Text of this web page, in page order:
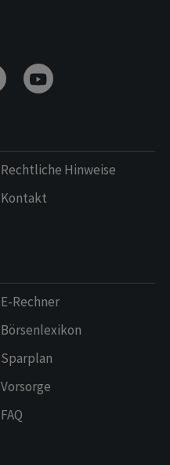
Rechtliche Hinweise
Kontakt
E-Rechner
Börsenlexikon
Sparplan
Vorsorge
FAQ